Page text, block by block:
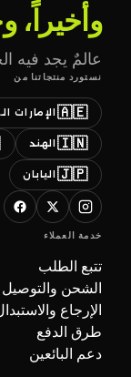
عالمٌ يجد فيه
نستورد منتجاتنا من
🇦🇪 الإمارات
🇮🇳 الهند
🇯🇵 اليابان
خدمة العملاء
تتبع الطلب
الشحن والتوصيل
الإرجاع
طرق الدفع
دعم البائعين